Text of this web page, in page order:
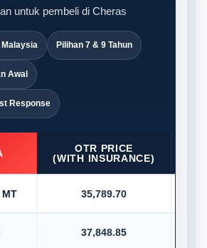
untuk pembeli di Cheras
Pilihan 7 & 9 Tahun
Awal
Response
OTR PRICE
(WITH INSURANCE)
MT 35,789.70
37,848.85